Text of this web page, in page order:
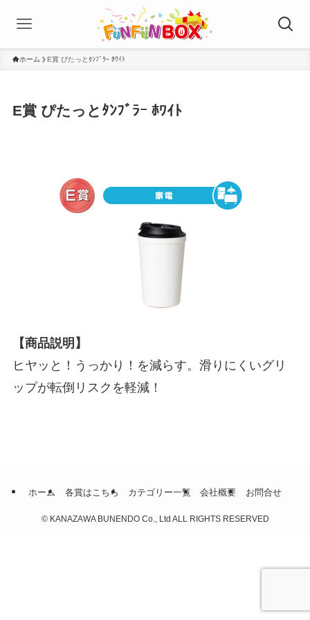
ホーム E賞 ぴたっとﾀﾝﾌﾞﾗｰ ﾎﾜｲﾄ
E賞 ぴたっとﾀﾝﾌﾞﾗｰ ﾎﾜｲﾄ
【商品説明】
ヒヤッと！うっかり！を減らす。滑りにくいグリ
ップが転倒リスクを軽減！
ホーム 各賞はこちら カテゴリー一覧 会社概要 お問合せ
©KANAZAWA BUNENDO Co., Ltd ALL RIGHTS RESERVED